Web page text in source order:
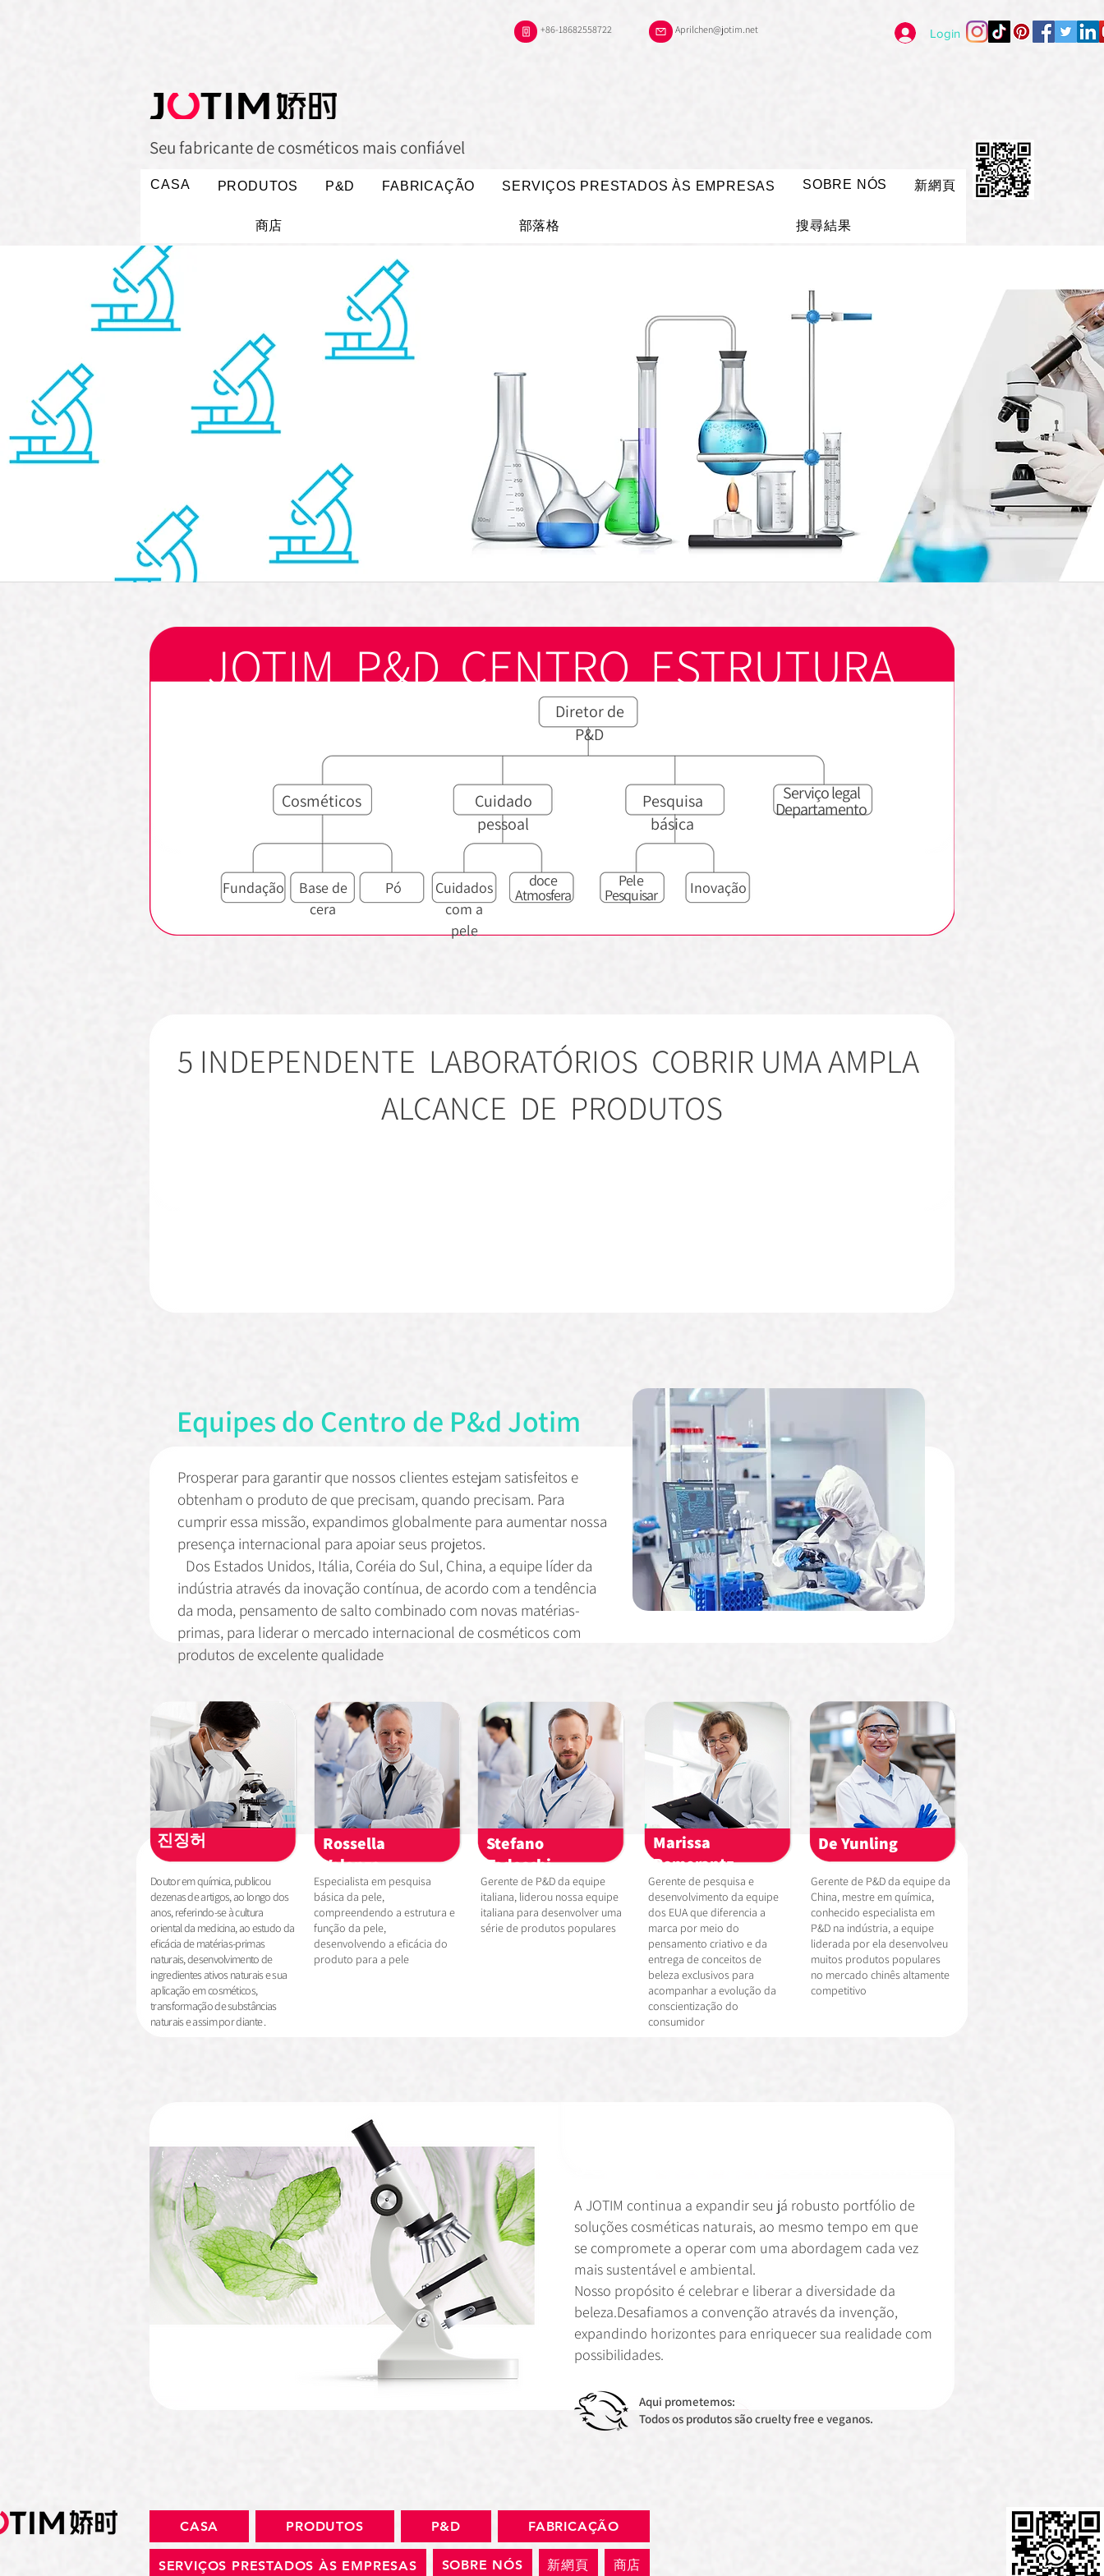
+86-18682558722 Login
Aprilchen@jotim.net
Seu fabricante de cosméticos mais confiável
CASA PRODUTOS P&D FABRICAÇÃO SERVIÇOS PRESTADOS ÀS EMPRESAS SOBRE NÓS 新網頁
商店 部落格 搜尋結果
JOTIM P&D CENTRO ESTRUTURA
Diretor de
P&D
Cosméticos
Cuidado
pessoal
Pesquisa
básica
Serviço legal
Departamento
Fundação
Base de
cera
Pó
Cuidados
com a
pele
Inovação
doce
Atmosfera
Pele
Pesquisar
5 INDEPENDENTE LABORATÓRIOS COBRIR UMA AMPLA
ALCANCE DE PRODUTOS
Equipes do Centro de P&d Jotim
Prosperar para garantir que nossos clientes estejam satisfeitos e
obtenham o produto de que precisam, quando precisam. Para
cumprir essa missão, expandimos globalmente para aumentar nossa
presença internacional para apoiar seus projetos.
Dos Estados Unidos, Itália, Coréia do Sul, China, a equipe líder da
indústria através da inovação contínua, de acordo com a tendência
da moda, pensamento de salto combinado com novas matérias-
primas, para liderar o mercado internacional de cosméticos com
produtos de excelente qualidade
진징허
Rossella
Valenza
Stefano
Todeschi
Marissa
Pomerantz
De Yunling
Doutor em química, publicou
dezenas de artigos, ao longo dos
anos, referindo-se à cultura
oriental da medicina, ao estudo da
eficácia de matérias-primas
naturais, desenvolvimento de
ingredientes ativos naturais e sua
aplicação em cosméticos,
transformação de substâncias
naturais e assim por diante .
Especialista em pesquisa
básica da pele,
compreendendo a estrutura e
função da pele,
desenvolvendo a eficácia do
produto para a pele
Gerente de P&D da equipe
italiana, liderou nossa equipe
italiana para desenvolver uma
série de produtos populares
Gerente de pesquisa e
desenvolvimento da equipe
dos EUA que diferencia a
marca por meio do
pensamento criativo e da
entrega de conceitos de
beleza exclusivos para
acompanhar a evolução da
conscientização do
consumidor
Gerente de P&D da equipe da
China, mestre em química,
conhecido especialista em
P&D na indústria, a equipe
liderada por ela desenvolveu
muitos produtos populares
no mercado chinês altamente
competitivo
A JOTIM continua a expandir seu já robusto portfólio de
soluções cosméticas naturais, ao mesmo tempo em que
se compromete a operar com uma abordagem cada vez
mais sustentável e ambiental.
Nosso propósito é celebrar e liberar a diversidade da
beleza.Desafiamos a convenção através da invenção,
expandindo horizontes para enriquecer sua realidade com
possibilidades.
Aqui prometemos:
Todos os produtos são cruelty free e veganos.
CASA PRODUTOS P&D FABRICAÇÃO
SERVIÇOS PRESTADOS ÀS EMPRESAS SOBRE NÓS 新網頁 商店